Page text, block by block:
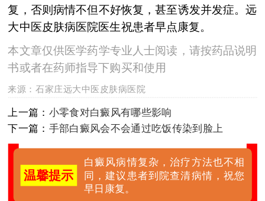
复，否则病情不但不好恢复，甚至诱发并发症。远
大中医皮肤病医院医生祝患者早点康复。
本文章仅供医学药学专业人士阅读，请按药品说明
书或者在药师指导下购买和使用
来源：石家庄远大中医皮肤病医院
上一篇： 小零食对白癜风有哪些影响
下一篇： 手部白癜风会不会通过吃饭传染到脸上
温馨提示
白癜风病情复杂，治疗方法也不相
同，建议患者到院查清病情，祝您
早日康复。